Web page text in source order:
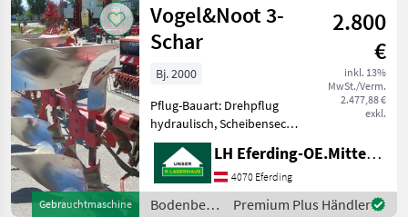
Gebrauchtmaschine
Vogel&Noot 3-
Schar
2.800
€
inkl. 13%
MwSt./Verm.
2.477,88 €
exkl.
Bj. 2000
Pflug-Bauart: Drehpflug
hydraulisch, Scheibensech,
Stützrad Stützrad,
Scheibenseche
Bodenbearbeitung Pflüge
LH Eferding-OE.Mitte, Eferding
4070 Eferding
BodenbearbeitungPremium Plus Händler